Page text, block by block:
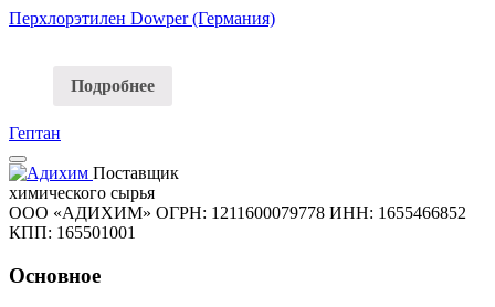
Перхлорэтилен Dowper (Германия)
Подробнее
Гептан
Поставщик
химического сырья
ООО «АДИХИМ» ОГРН: 1211600079778 ИНН: 1655466852
КПП: 165501001
Основное